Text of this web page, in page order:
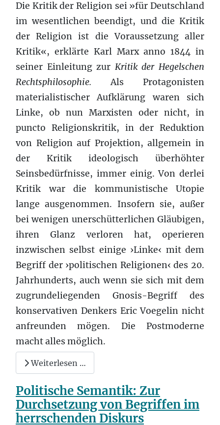
Die Kritik der Religion sei »für Deutschland
im wesentlichen beendigt, und die Kritik
der Religion ist die Voraussetzung aller
Kritik«, erklärte Karl Marx anno 1844 in
seiner Einleitung zur Kritik der Hegelschen
Rechtsphilosophie. Als Protagonisten
materialistischer Aufklärung waren sich
Linke, ob nun Marxisten oder nicht, in
puncto Religionskritik, in der Reduktion
von Religion auf Projektion, allgemein in
der Kritik ideologisch überhöhter
Seinsbedürfnisse, immer einig. Von derlei
Kritik war die kommunistische Utopie
lange ausgenommen. Insofern sie, außer
bei wenigen unerschütterlichen Gläubigen,
ihren Glanz verloren hat, operieren
inzwischen selbst einige ›Linke‹ mit dem
Begriff der ›politischen Religionen‹ des 20.
Jahrhunderts, auch wenn sie sich mit dem
zugrundeliegenden Gnosis-Begriff des
konservativen Denkers Eric Voegelin nicht
anfreunden mögen. Die Postmoderne
macht alles möglich.
Weiterlesen …
Politische Semantik: Zur
Durchsetzung von Begriffen im
herrschenden Diskurs